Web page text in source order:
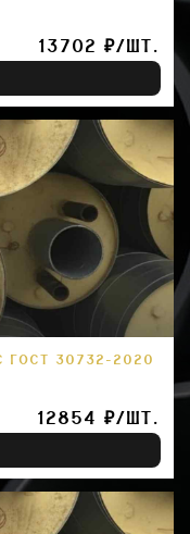
13702 ₽/ШТ.
30732-2020
12854 ₽/ШТ.